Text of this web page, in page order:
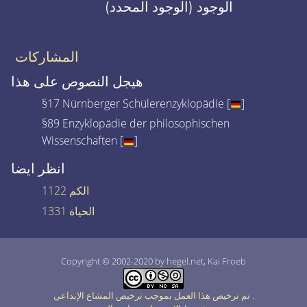
الوجود (الوجود المحدد)
المشاركات
هيجل النصوص على هذا
§17 Nürnberger Schülerenzyklopädie [
]
§89 Enzyklopädie der philosophischen
Wissenschaften [
]
انظر ايضا
1122 الكم
1331 الحياة
Copyright © 2002-2020 by hegel.net, Kai Froeb
.